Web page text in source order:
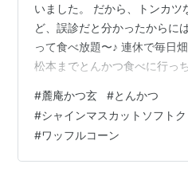
いました。 だから、トンカツ
ど、誤診だと分かったからに
って食べ放題〜♪ 連休で毎日
松本までとんかつ食べに行っ
久しぶりのかつ玄さーん。 東
こではまだ綺麗なのね。 連休
ど、無事に入れました。 まず
のです。 ヒレカツ定食〜。
#麓庵かつ玄 #とんかつ
#シャインマスカットソフトク
#ワッフルコーン